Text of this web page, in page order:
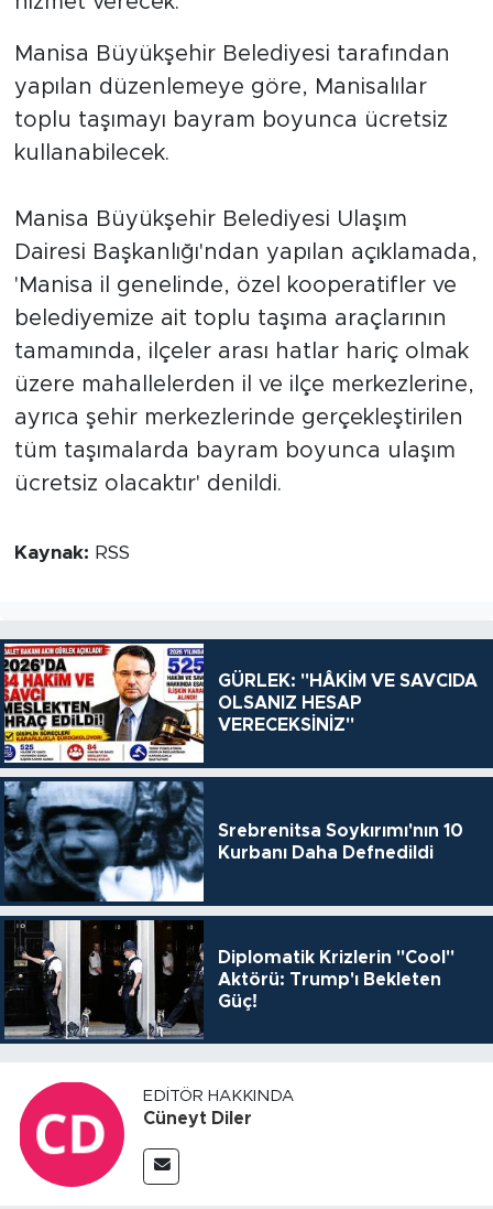
Manisa Büyükşehir Belediyesi tarafından
yapılan düzenlemeye göre, Manisalılar
toplu taşımayı bayram boyunca ücretsiz
kullanabilecek.
Manisa Büyükşehir Belediyesi Ulaşım
Dairesi Başkanlığı'ndan yapılan açıklamada,
'Manisa il genelinde, özel kooperatifler ve
belediyemize ait toplu taşıma araçlarının
tamamında, ilçeler arası hatlar hariç olmak
üzere mahallelerden il ve ilçe merkezlerine,
ayrıca şehir merkezlerinde gerçekleştirilen
tüm taşımalarda bayram boyunca ulaşım
ücretsiz olacaktır' denildi.
Kaynak: RSS
GÜRLEK: "HÂKİM VE SAVCIDA
OLSANIZ HESAP
VERECEKSİNİZ"
Srebrenitsa Soykırımı'nın 10
Kurbanı Daha Defnedildi
Diplomatik Krizlerin "Cool"
Aktörü: Trump'ı Bekleten
Güç!
EDITÖR HAKKINDA
Cüneyt Diler